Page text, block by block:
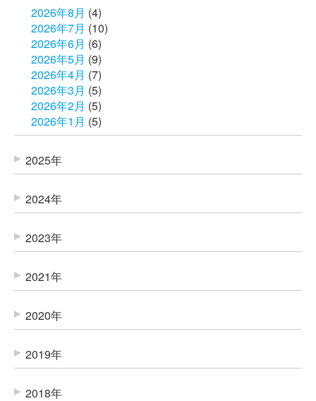
2026年8月 (4)
2026年7月 (10)
2026年6月 (6)
2026年5月 (9)
2026年4月 (7)
2026年3月 (5)
2026年2月 (5)
2026年1月 (5)
2025年
2024年
2023年
2021年
2020年
2019年
2018年